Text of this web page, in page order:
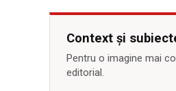
Context și
Pentru o imagine mai
editorial.